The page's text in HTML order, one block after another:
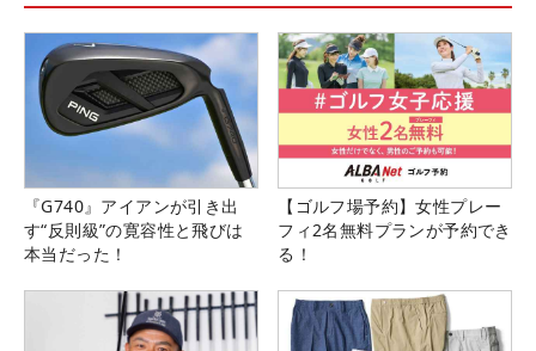
『G740』アイアンが引き出
す“反則級”の寛容性と飛びは
本当だった！
【ゴルフ場予約】女性プレー
フィ2名無料プランが予約でき
る！